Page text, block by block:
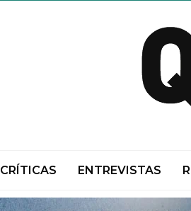
CRÍTICAS ENTREVISTAS